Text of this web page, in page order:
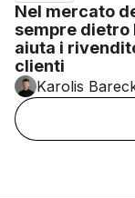
Nel mercato
sempre dietro
aiuta i
clienti
Karolis